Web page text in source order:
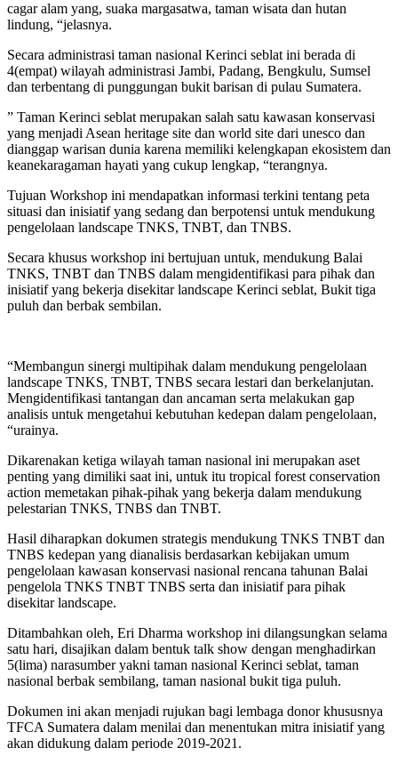
cagar alam yang, suaka margasatwa, taman wisata dan hutan
lindung, “jelasnya.
Secara administrasi taman nasional Kerinci seblat ini berada di
4(empat) wilayah administrasi Jambi, Padang, Bengkulu, Sumsel
dan terbentang di punggungan bukit barisan di pulau Sumatera.
” Taman Kerinci seblat merupakan salah satu kawasan konservasi
yang menjadi Asean heritage site dan world site dari unesco dan
dianggap warisan dunia karena memiliki kelengkapan ekosistem dan
keanekaragaman hayati yang cukup lengkap, “terangnya.
Tujuan Workshop ini mendapatkan informasi terkini tentang peta
situasi dan inisiatif yang sedang dan berpotensi untuk mendukung
pengelolaan landscape TNKS, TNBT, dan TNBS.
Secara khusus workshop ini bertujuan untuk, mendukung Balai
TNKS, TNBT dan TNBS dalam mengidentifikasi para pihak dan
inisiatif yang bekerja disekitar landscape Kerinci seblat, Bukit tiga
puluh dan berbak sembilan.
“Membangun sinergi multipihak dalam mendukung pengelolaan
landscape TNKS, TNBT, TNBS secara lestari dan berkelanjutan.
Mengidentifikasi tantangan dan ancaman serta melakukan gap
analisis untuk mengetahui kebutuhan kedepan dalam pengelolaan,
“urainya.
Dikarenakan ketiga wilayah taman nasional ini merupakan aset
penting yang dimiliki saat ini, untuk itu tropical forest conservation
action memetakan pihak-pihak yang bekerja dalam mendukung
pelestarian TNKS, TNBS dan TNBT.
Hasil diharapkan dokumen strategis mendukung TNKS TNBT dan
TNBS kedepan yang dianalisis berdasarkan kebijakan umum
pengelolaan kawasan konservasi nasional rencana tahunan Balai
pengelola TNKS TNBT TNBS serta dan inisiatif para pihak
disekitar landscape.
Ditambahkan oleh, Eri Dharma workshop ini dilangsungkan selama
satu hari, disajikan dalam bentuk talk show dengan menghadirkan
5(lima) narasumber yakni taman nasional Kerinci seblat, taman
nasional berbak sembilang, taman nasional bukit tiga puluh.
Dokumen ini akan menjadi rujukan bagi lembaga donor khususnya
TFCA Sumatera dalam menilai dan menentukan mitra inisiatif yang
akan didukung dalam periode 2019-2021.